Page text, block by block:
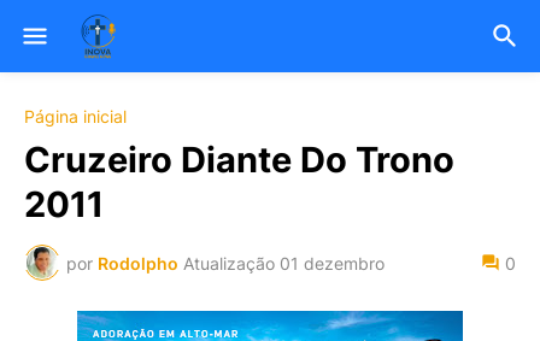
Página inicial
Cruzeiro Diante Do Trono
2011
por Rodolpho Atualização 01 dezembro 0